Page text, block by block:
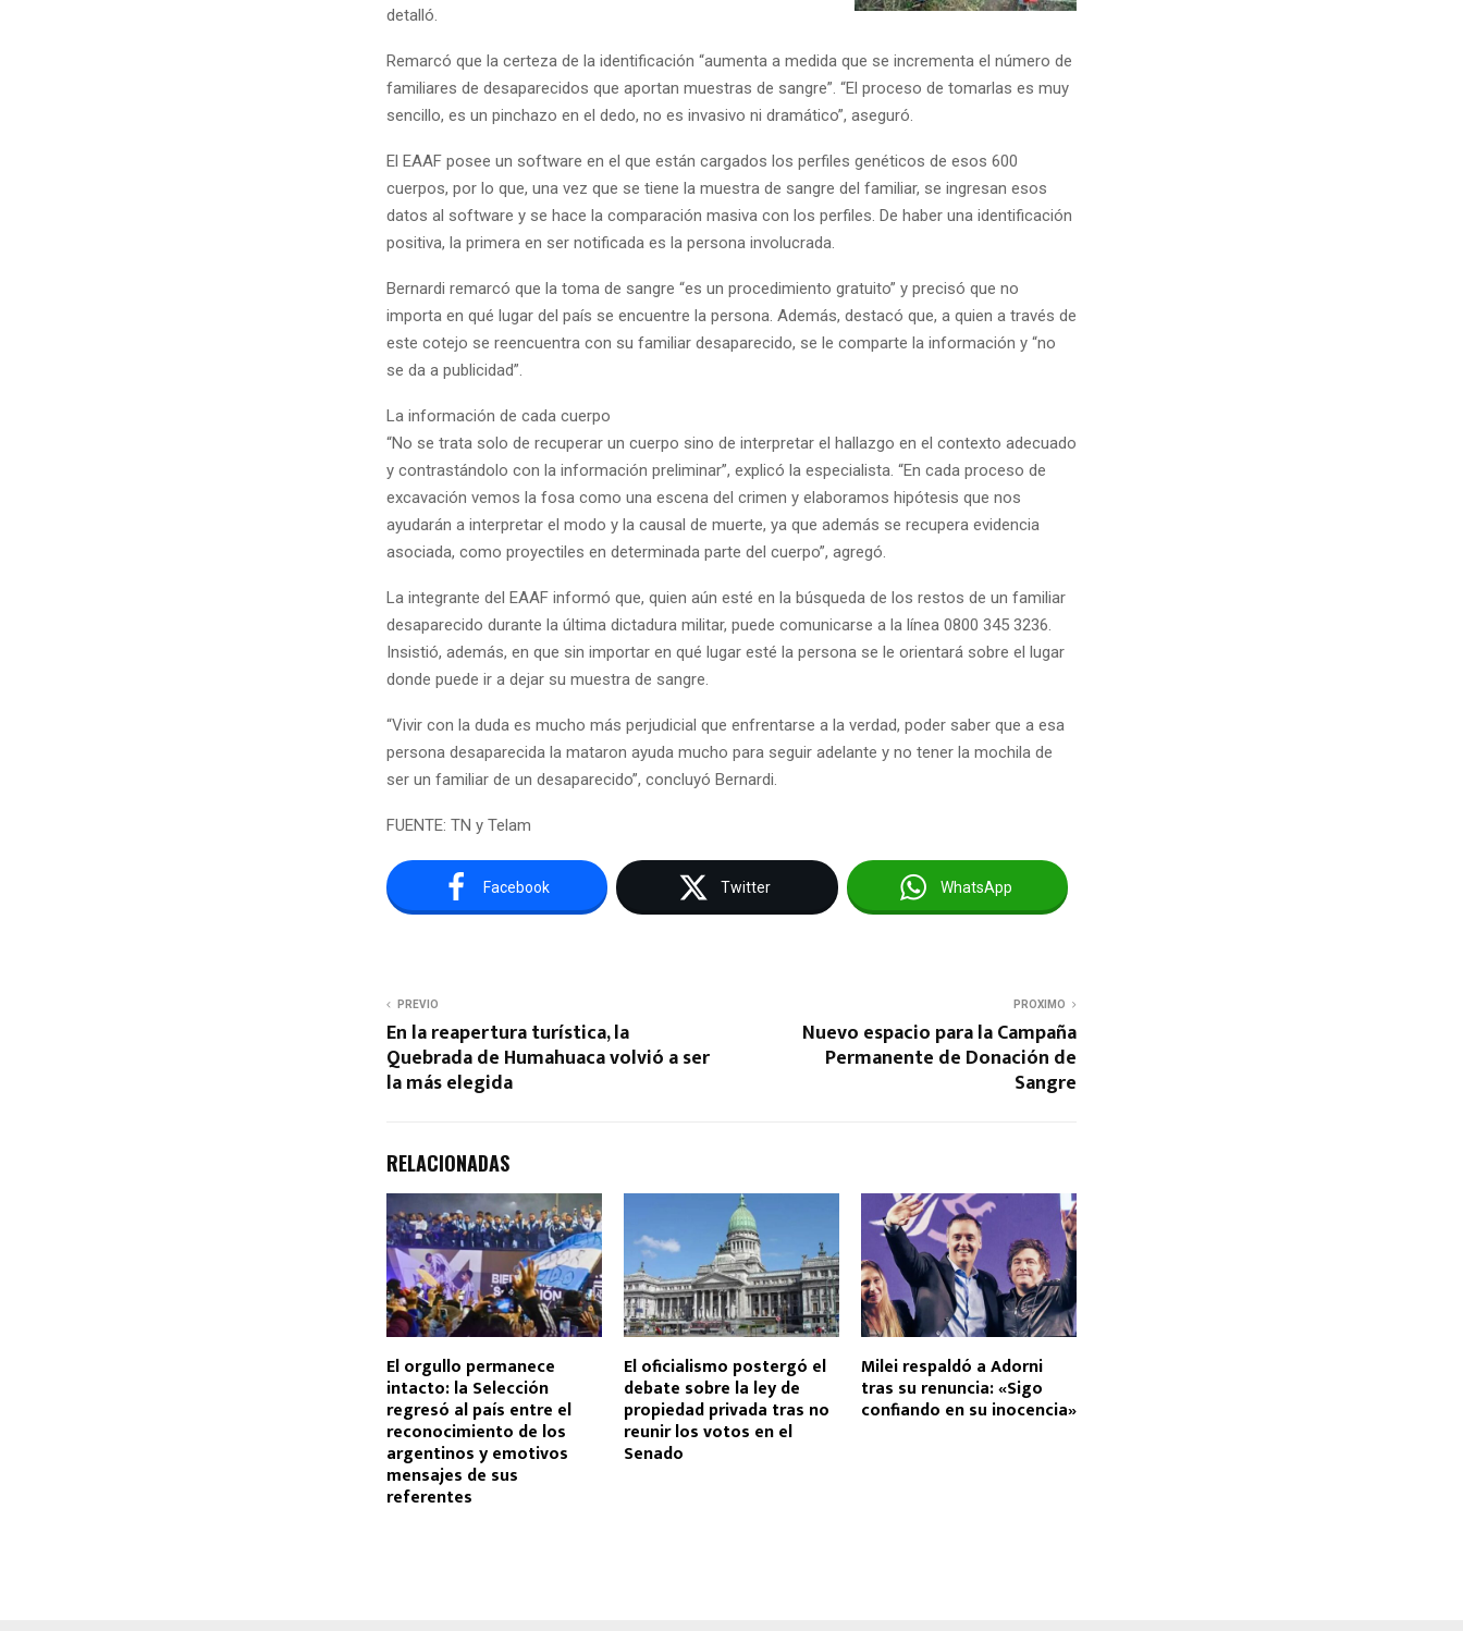
detalló.
Remarcó que la certeza de la identificación “aumenta a medida que se incrementa el número de
familiares de desaparecidos que aportan muestras de sangre”. “El proceso de tomarlas es muy
sencillo, es un pinchazo en el dedo, no es invasivo ni dramático”, aseguró.
El EAAF posee un software en el que están cargados los perfiles genéticos de esos 600
cuerpos, por lo que, una vez que se tiene la muestra de sangre del familiar, se ingresan esos
datos al software y se hace la comparación masiva con los perfiles. De haber una identificación
positiva, la primera en ser notificada es la persona involucrada.
Bernardi remarcó que la toma de sangre “es un procedimiento gratuito” y precisó que no
importa en qué lugar del país se encuentre la persona. Además, destacó que, a quien a través de
este cotejo se reencuentra con su familiar desaparecido, se le comparte la información y “no
se da a publicidad”.
La información de cada cuerpo
“No se trata solo de recuperar un cuerpo sino de interpretar el hallazgo en el contexto adecuado
y contrastándolo con la información preliminar”, explicó la especialista. “En cada proceso de
excavación vemos la fosa como una escena del crimen y elaboramos hipótesis que nos
ayudarán a interpretar el modo y la causal de muerte, ya que además se recupera evidencia
asociada, como proyectiles en determinada parte del cuerpo”, agregó.
La integrante del EAAF informó que, quien aún esté en la búsqueda de los restos de un familiar
desaparecido durante la última dictadura militar, puede comunicarse a la línea 0800 345 3236.
Insistió, además, en que sin importar en qué lugar esté la persona se le orientará sobre el lugar
donde puede ir a dejar su muestra de sangre.
“Vivir con la duda es mucho más perjudicial que enfrentarse a la verdad, poder saber que a esa
persona desaparecida la mataron ayuda mucho para seguir adelante y no tener la mochila de
ser un familiar de un desaparecido”, concluyó Bernardi.
FUENTE: TN y Telam
Facebook Twitter WhatsApp
PREVIO
En la reapertura turística, la
Quebrada de Humahuaca volvió a ser
la más elegida
PROXIMO
Nuevo espacio para la Campaña
Permanente de Donación de
Sangre
RELACIONADAS
El orgullo permanece
intacto: la Selección
regresó al país entre el
reconocimiento de los
argentinos y emotivos
mensajes de sus
referentes
El oficialismo postergó el
debate sobre la ley de
propiedad privada tras no
reunir los votos en el
Senado
Milei respaldó a Adorni
tras su renuncia: «Sigo
confiando en su inocencia»